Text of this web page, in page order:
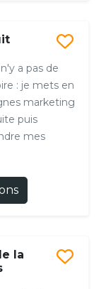
a pas de
: je mets en
marketing
puis
mes
la